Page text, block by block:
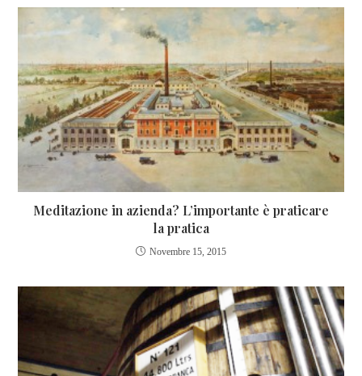
Meditazione in azienda? L’importante è praticare
la pratica
Novembre 15, 2015